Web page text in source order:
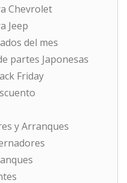
Chevrolet
Jeep
del mes
partes Japonesas
Friday
y Arranques